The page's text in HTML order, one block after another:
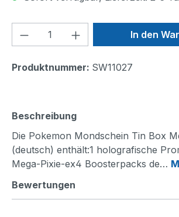
Produkt Anzahl: Gib den
In den
Produktnummer: SW11027
Beschreibung
Die Pokemon Mondschein Tin Box
(deutsch) enthält:1 holografische
Mega-Pixie-ex4 Boosterpacks de…
Bewertungen